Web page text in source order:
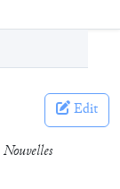
Edit
Nouvelles